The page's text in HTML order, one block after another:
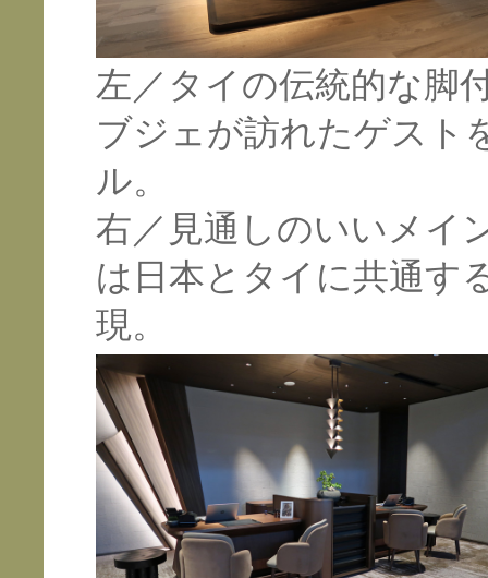
左／タイの伝統的な脚
ブジェが訪れたゲスト
ル。
右／見通しのいいメイ
は日本とタイに共通す
現。